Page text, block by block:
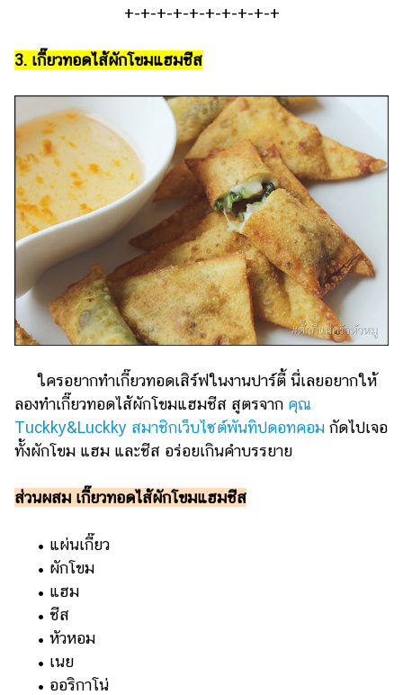
+-+-+-+-+-+-+-+-+-+
3. เกี๊ยวทอดไส้ผักโขมแฮมชีส
ใครอยากทำเกี๊ยวทอดเสิร์ฟในงานปาร์ตี้ นี่เลยอยากให้
ลองทำเกี๊ยวทอดไส้ผักโขมแฮมชีส สูตรจาก คุณ
Tuckky&Luckky สมาชิกเว็บไซต์พันทิปดอทคอม กัดไปเจอ
ทั้งผักโขม แฮม และชีส อร่อยเกินคำบรรยาย
ส่วนผสม เกี๊ยวทอดไส้ผักโขมแฮมชีส
• แผ่นเกี๊ยว
• ผักโขม
• แฮม
• ชีส
• หัวหอม
• เนย
• ออริกาโน่